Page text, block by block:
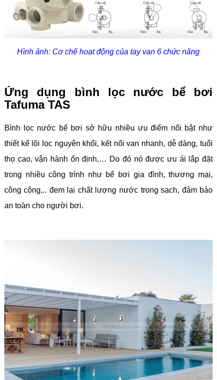
Hình ảnh: Cơ chế hoạt động của tay van 6 chức năng
Ứng dụng bình lọc nước bể bơi
Tafuma TAS
Bình lọc nước bể bơi sở hữu nhiều ưu điểm nổi bật như
thiết kế lõi lọc nguyên khối, kết nối van nhanh, dễ dàng, tuổi
thọ cao, vận hành ổn định,… Do đó nó được ưu ái lắp đặt
trong nhiều công trình như bể bơi gia đình, thương mại,
công cộng,.. đem lại chất lượng nước trong sạch, đảm bảo
an toàn cho người bơi.